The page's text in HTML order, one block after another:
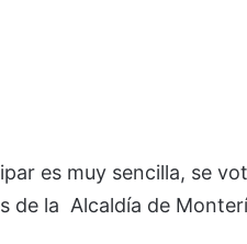
es muy sencilla, se
de la Alcaldía de